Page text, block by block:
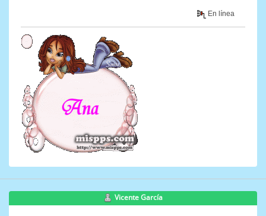
En línea
Vicente García